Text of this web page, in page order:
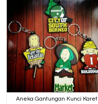
Aneka Gantungan Kunci Karet